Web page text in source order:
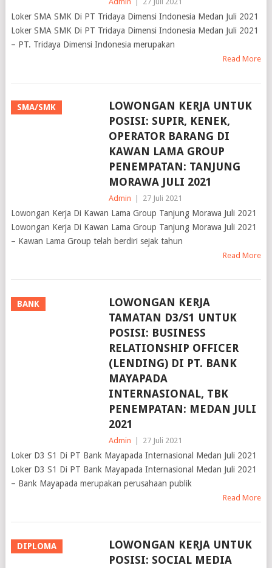
Loker SMA SMK Di PT Tridaya Dimensi Indonesia Medan Juli 2021
Loker SMA SMK Di PT Tridaya Dimensi Indonesia Medan Juli 2021
– PT. Tridaya Dimensi Indonesia merupakan
POSISI: SUPIR, KENEK,
OPERATOR BARANG DI
KAWAN LAMA GROUP
PENEMPATAN: TANJUNG
MORAWA JULI 2021
Admin | 27 Juli 2021
Lowongan Kerja Di Kawan Lama Group Tanjung Morawa Juli 2021
Lowongan Kerja Di Kawan Lama Group Tanjung Morawa Juli 2021
– Kawan Lama Group telah berdiri sejak tahun
TAMATAN D3/S1 UNTUK
POSISI: BUSINESS
RELATIONSHIP OFFICER
(LENDING) DI PT. BANK
MAYAPADA
INTERNASIONAL, TBK
PENEMPATAN: MEDAN JULI
2021
Admin
Loker D3 S1 Di PT Bank Mayapada Internasional Medan Juli 2021
Loker D3 S1 Di PT Bank Mayapada Internasional Medan Juli 2021
– Bank Mayapada merupakan perusahaan publik
POSISI: SOCIAL MEDIA
SPECIALIST DI